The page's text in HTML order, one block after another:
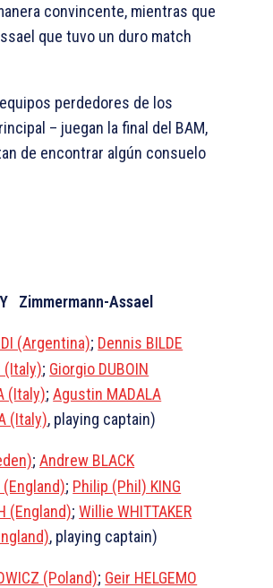
convincente, mientras que
que tuvo un duro match
perdedores de los
– juegan la final del BAM,
de encontrar algún consuelo
Zimmermann-Assael
(Argentina); Dennis BILDE
(Italy); Giorgio DUBOIN
(Italy);Agustin MADALA
(Italy), playing captain)
;Andrew BLACK
(England); Philip (Phil) KING
(England);Willie WHITTAKER
, playing captain)
(Poland); Geir HELGEMO